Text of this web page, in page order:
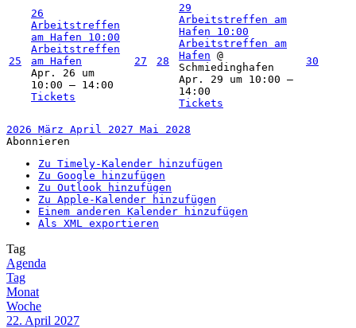
25
26
Arbeitstreffen
am Hafen 10:00
Arbeitstreffen
am Hafen
Apr. 26 um
10:00 – 14:00
Tickets
27 28
29
Arbeitstreffen am
Hafen 10:00
Arbeitstreffen am
Hafen @
Schmiedinghafen
Apr. 29 um 10:00 –
14:00
Tickets
30
2026 März April 2027 Mai 2028
Abonnieren
Zu Timely-Kalender hinzufügen
Zu Google hinzufügen
Zu Outlook hinzufügen
Zu Apple-Kalender hinzufügen
Einem anderen Kalender hinzufügen
Als XML exportieren
Tag
Agenda
Tag
Monat
Woche
22. April 2027